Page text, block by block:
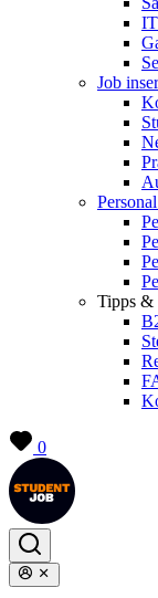
Job
Tipps &
0